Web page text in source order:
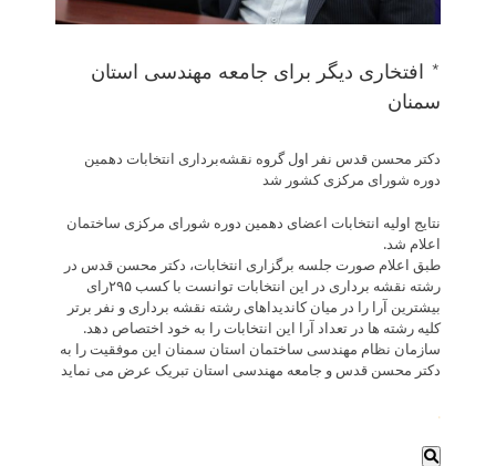
* افتخاری دیگر برای جامعه مهندسی استان
سمنان
دکتر محسن قدس نفر اول گروه نقشه‌برداری انتخابات دهمین
دوره شورای مرکزی کشور شد
نتایج اولیه انتخابات اعضای دهمین دوره شورای مرکزی ساختمان
اعلام شد.
طبق اعلام صورت جلسه برگزاری انتخابات، دکتر محسن قدس در
رشته نقشه برداری در این انتخابات توانست با کسب ۲۹۵رای
بیشترین آرا را در میان کاندیداهای رشته نقشه برداری و نفر برتر
کلیه رشته ها در تعداد آرا این انتخابات را به خود اختصاص دهد.
سازمان نظام مهندسی ساختمان استان سمنان این موفقیت را به
دکتر محسن قدس و جامعه مهندسی استان تبریک عرض می نماید
.